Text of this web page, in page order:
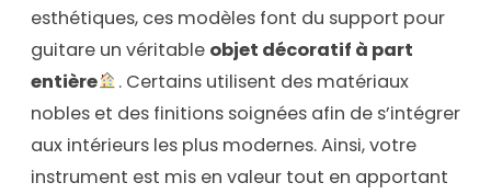
esthétiques, ces modèles font du support pour
guitare un véritable objet décoratif à part
entière
. Certains utilisent des matériaux
nobles et des finitions soignées afin de s’intégrer
aux intérieurs les plus modernes. Ainsi, votre
instrument est mis en valeur tout en apportant